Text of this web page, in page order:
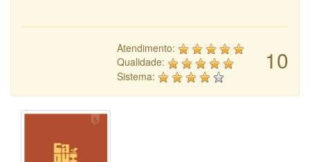
10
Atendimento:
Qualidade:
Sistema: